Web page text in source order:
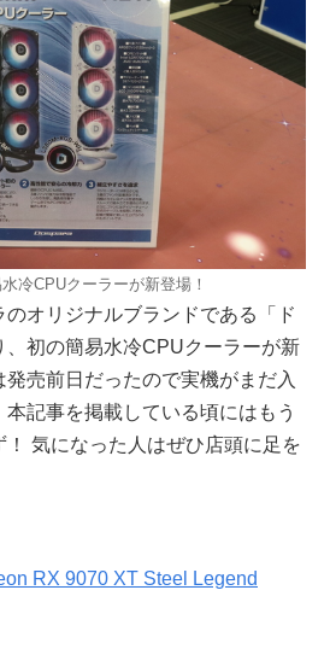
冷CPUクーラーが新登場！
オリジナルブランドである「ド
、初の簡易水冷CPUクーラーが新
売前日だったので実機がまだ入
記事を掲載している頃にはもう
！ 気になった人はぜひ店頭に足を
RX 9070 XT Steel Legend